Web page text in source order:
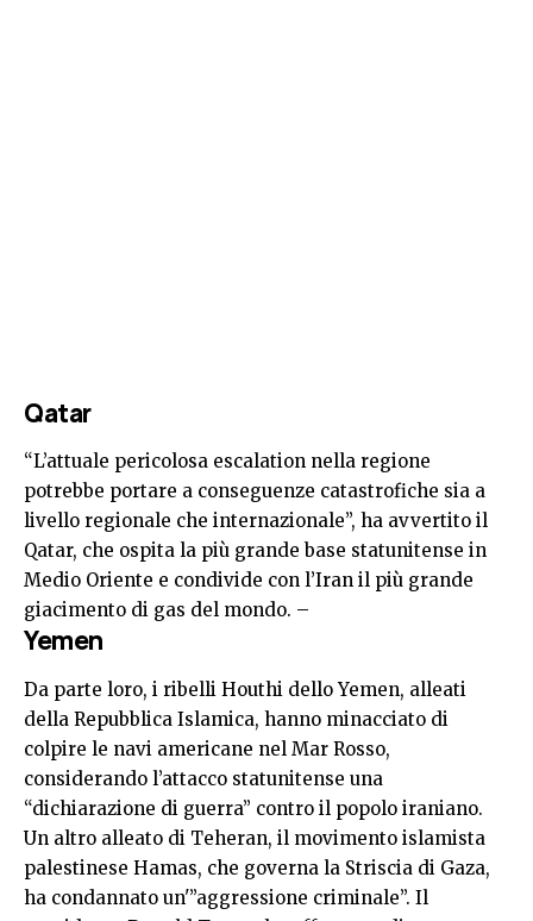
Qatar
“L’attuale pericolosa escalation nella regione
potrebbe portare a conseguenze catastrofiche sia a
livello regionale che internazionale”, ha avvertito il
Qatar, che ospita la più grande base statunitense in
Medio Oriente e condivide con l’Iran il più grande
giacimento di gas del mondo. –
Yemen
Da parte loro, i ribelli Houthi dello Yemen, alleati
della Repubblica Islamica, hanno minacciato di
colpire le navi americane nel Mar Rosso,
considerando l’attacco statunitense una
“dichiarazione di guerra” contro il popolo iraniano.
Un altro alleato di Teheran, il movimento islamista
palestinese Hamas, che governa la Striscia di Gaza,
ha condannato un'”aggressione criminale”. Il